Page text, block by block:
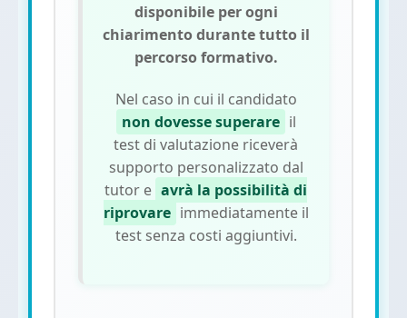
disponibile per ogni
chiarimento durante tutto il
percorso formativo.
Nel caso in cui il candidato
non dovesse superare il
test di valutazione riceverà
supporto personalizzato dal
tutor e avrà la possibilità di
riprovare immediatamente il
test senza costi aggiuntivi.